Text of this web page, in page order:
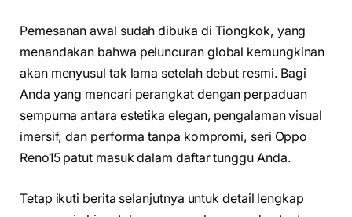
Pemesanan awal sudah dibuka di Tiongkok, yang
menandakan bahwa peluncuran global kemungkinan
akan menyusul tak lama setelah debut resmi. Bagi
Anda yang mencari perangkat dengan perpaduan
sempurna antara estetika elegan, pengalaman visual
imersif, dan performa tanpa kompromi, seri Oppo
Reno15 patut masuk dalam daftar tunggu Anda.
Tetap ikuti berita selanjutnya untuk detail lengkap